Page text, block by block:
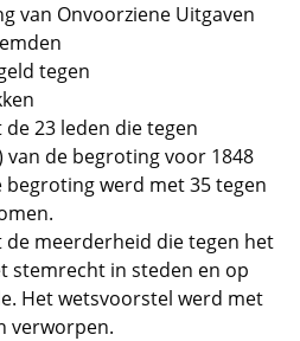
van Onvoorziene Uitgaven
tegen
23 leden die tegen
van de begroting voor 1848
begroting werd met 35 tegen
de meerderheid die tegen het
stemrecht in steden en op
Het wetsvoorstel werd met
verworpen.